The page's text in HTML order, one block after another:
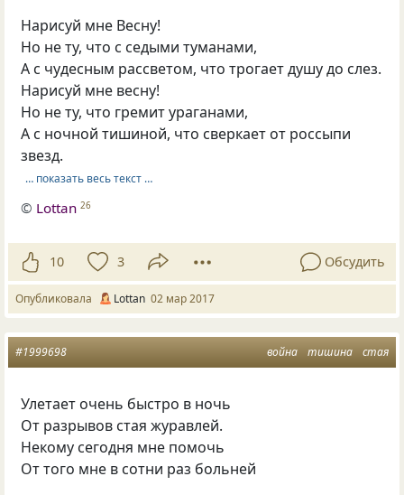
Нарисуй мне Весну!
Но не ту, что с седыми туманами,
А с чудесным рассветом, что трогает душу до слез.
Нарисуй мне весну!
Но не ту, что гремит ураганами,
А с ночной тишиной, что сверкает от россыпи
звезд.
… показать весь текст …
© Lottan 26
10 3 Обсудить
Опубликовала Lottan 02 мар 2017
война тишина стая
#1999698
Улетает очень быстро в ночь
От разрывов стая журавлей.
Некому сегодня мне помочь
От того мне в сотни раз больней